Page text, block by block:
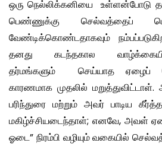
ஒரு நெல்லிக்கனியை உள்ளன்போடு
பெண்ணுக்கு செல்வத்தைப்
வேண்டிக்கொண்டதாகவும்
தனது கடந்தகால
தர்மங்களும் செய்யாத ஏழைப்
காரணமாக முதலில் மறுத்துவிட்டாள்.
பரிந்துரை மற்றும் அவர் பாடிய
மகிழ்ச்சியடைந்தாள்; எனவே, அவள்
ஓடை” நிரம்பி வழியும் வகையில்